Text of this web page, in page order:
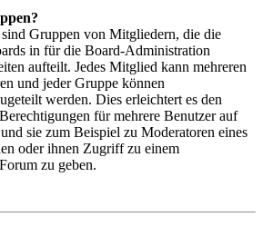
Gruppen von Mitgliedern, die die
in für die Board-Administration
aufteilt. Jedes Mitglied kann mehreren
und jeder Gruppe können
werden. Dies erleichtert es den
für mehrere Benutzer auf
sie zum Beispiel zu Moderatoren eines
oder ihnen Zugriff zu einem
zu geben.